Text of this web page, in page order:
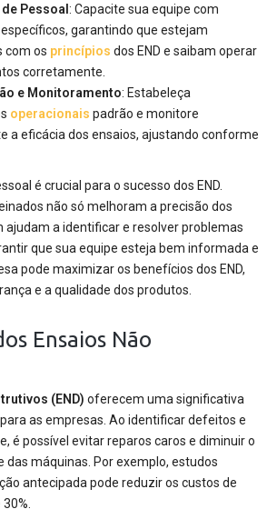
Pessoal: Capacite sua equipe com
garantindo que estejam
com os princípios dos END e saibam operar
corretamente.
e Monitoramento: Estabeleça
operacionais padrão e monitore
a eficácia dos ensaios, ajustando conforme
é crucial para o sucesso dos END.
não só melhoram a precisão dos
a identificar e resolver problemas
que sua equipe esteja bem informada e
pode maximizar os benefícios dos END,
e a qualidade dos produtos.
Ensaios Não
(END) oferecem uma significativa
para as empresas. Ao identificar defeitos e
é possível evitar reparos caros e diminuir o
das máquinas. Por exemplo, estudos
antecipada pode reduzir os custos de